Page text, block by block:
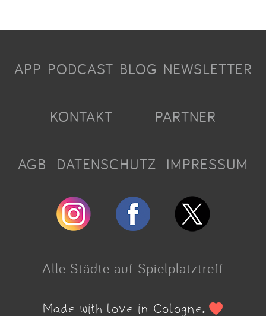
APP PODCAST BLOG NEWSLETTER
KONTAKT PARTNER
AGB DATENSCHUTZ IMPRESSUM
Alle Städte auf Spielplatztreff
Made with love in Cologne.